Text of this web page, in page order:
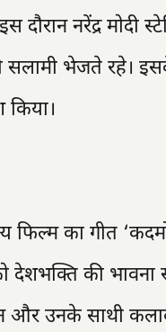
दौरान नरेंद्र
भेजते रहे।
फिल्म का गीत
देशभक्ति की भावना
और उनके साथी